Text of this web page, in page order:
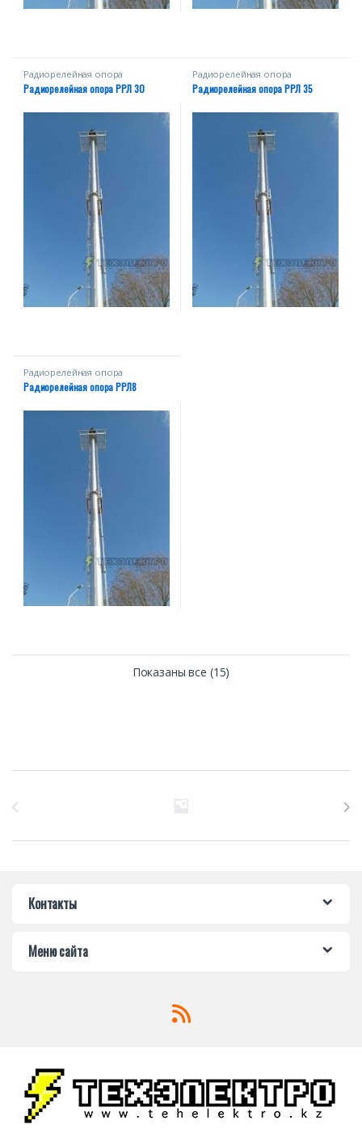
Радиорелейная опора
Радиорелейная опора РРЛ 30
Радиорелейная опора
Радиорелейная опора РРЛ 35
Радиорелейная опора
Радиорелейная опора РРЛ8
Показаны все (15)
Контакты
Меню сайта